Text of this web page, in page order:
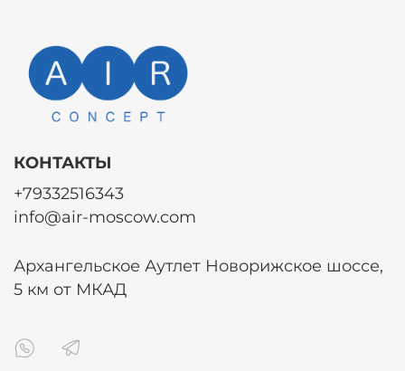
КОНТАКТЫ
+79332516343
info@air-moscow.com
Архангельское Аутлет Новорижское шоссе,
5 км от МКАД